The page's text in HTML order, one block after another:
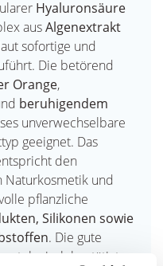
Hyaluronsäure
ausAlgenextrakt
sofortige und
Die betörend
Orange,
beruhigendem
unverwechselbare
geeignet. Das
den
und
pflanzliche
Silikonen sowie
. Die gute
bestätigt.